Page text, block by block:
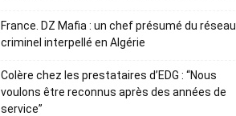
France. DZ Mafia : un chef présumé du réseau
criminel interpellé en Algérie
Colère chez les prestataires d’EDG : “Nous
voulons être reconnus après des années de
service”